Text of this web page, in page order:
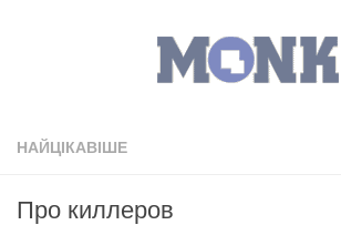
НАЙЦІКАВІШЕ
Про киллеров